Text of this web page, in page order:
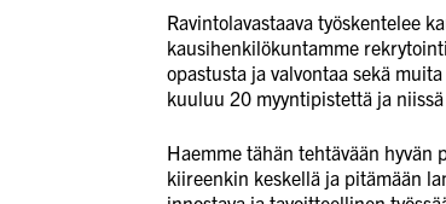
Ravintolavastaava työskentelee
kausihenkilökuntamme
opastusta ja valvontaa sekä
kuuluu 20 myyntipistettä ja
Haemme tähän tehtävään hyvän
kiireenkin keskellä ja pitämään